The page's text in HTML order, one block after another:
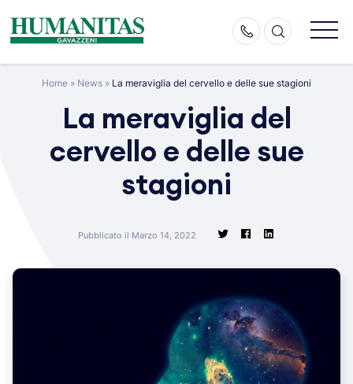
content
Home » News » La meraviglia del cervello e delle sue stagioni
La meraviglia del
cervello e delle sue
stagioni
Pubblicato il Marzo 14, 2022